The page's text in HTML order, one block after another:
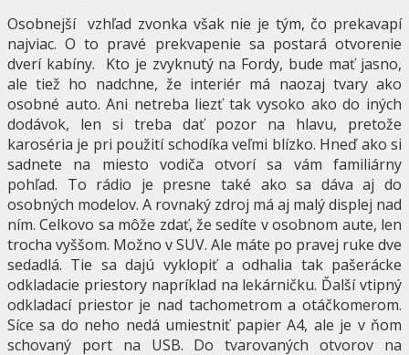
Osobnejší vzhľad zvonka však nie je tým, čo prekavapí
najviac. O to pravé prekvapenie sa postará otvorenie
dverí kabíny. Kto je zvyknutý na Fordy, bude mať jasno,
ale tiež ho nadchne, že interiér má naozaj tvary ako
osobné auto. Ani netreba liezť tak vysoko ako do iných
dodávok, len si treba dať pozor na hlavu, pretože
karoséria je pri použití schodíka veľmi blízko. Hneď ako si
sadnete na miesto vodiča otvorí sa vám familiárny
pohľad. To rádio je presne také ako sa dáva aj do
osobných modelov. A rovnaký zdroj má aj malý displej nad
ním. Celkovo sa môže zdať, že sedíte v osobnom aute, len
trocha vyššom. Možno v SUV. Ale máte po pravej ruke dve
sedadlá. Tie sa dajú vyklopiť a odhalia tak pašerácke
odkladacie priestory napríklad na lekárničku. Ďalší vtipný
odkladací priestor je nad tachometrom a otáčkomerom.
Síce sa do neho nedá umiestniť papier A4, ale je v ňom
schovaný port na USB. Do tvarovaných otvorov na